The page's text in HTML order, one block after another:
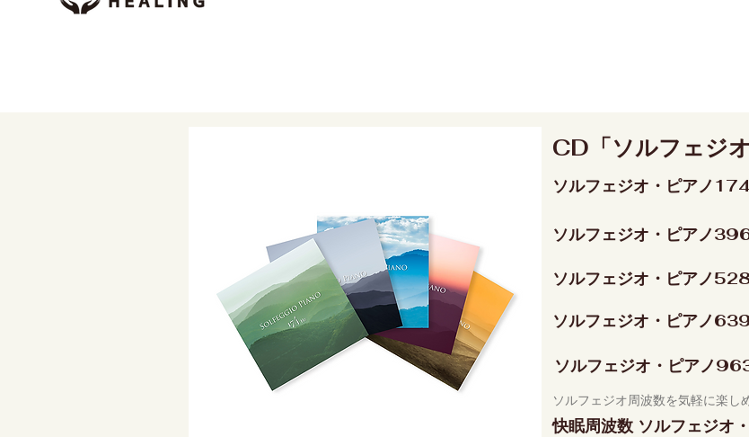
CD「ソルフェジ
ソルフェジオ・ピアノ
ソルフェジオ・ピアノ
ソルフェジオ・ピアノ
ソルフェジオ・ピアノ
ソルフェジオ・ピアノ
ソルフェジオ周波数を気軽に楽し
快眠周波数 ソルフェジオ